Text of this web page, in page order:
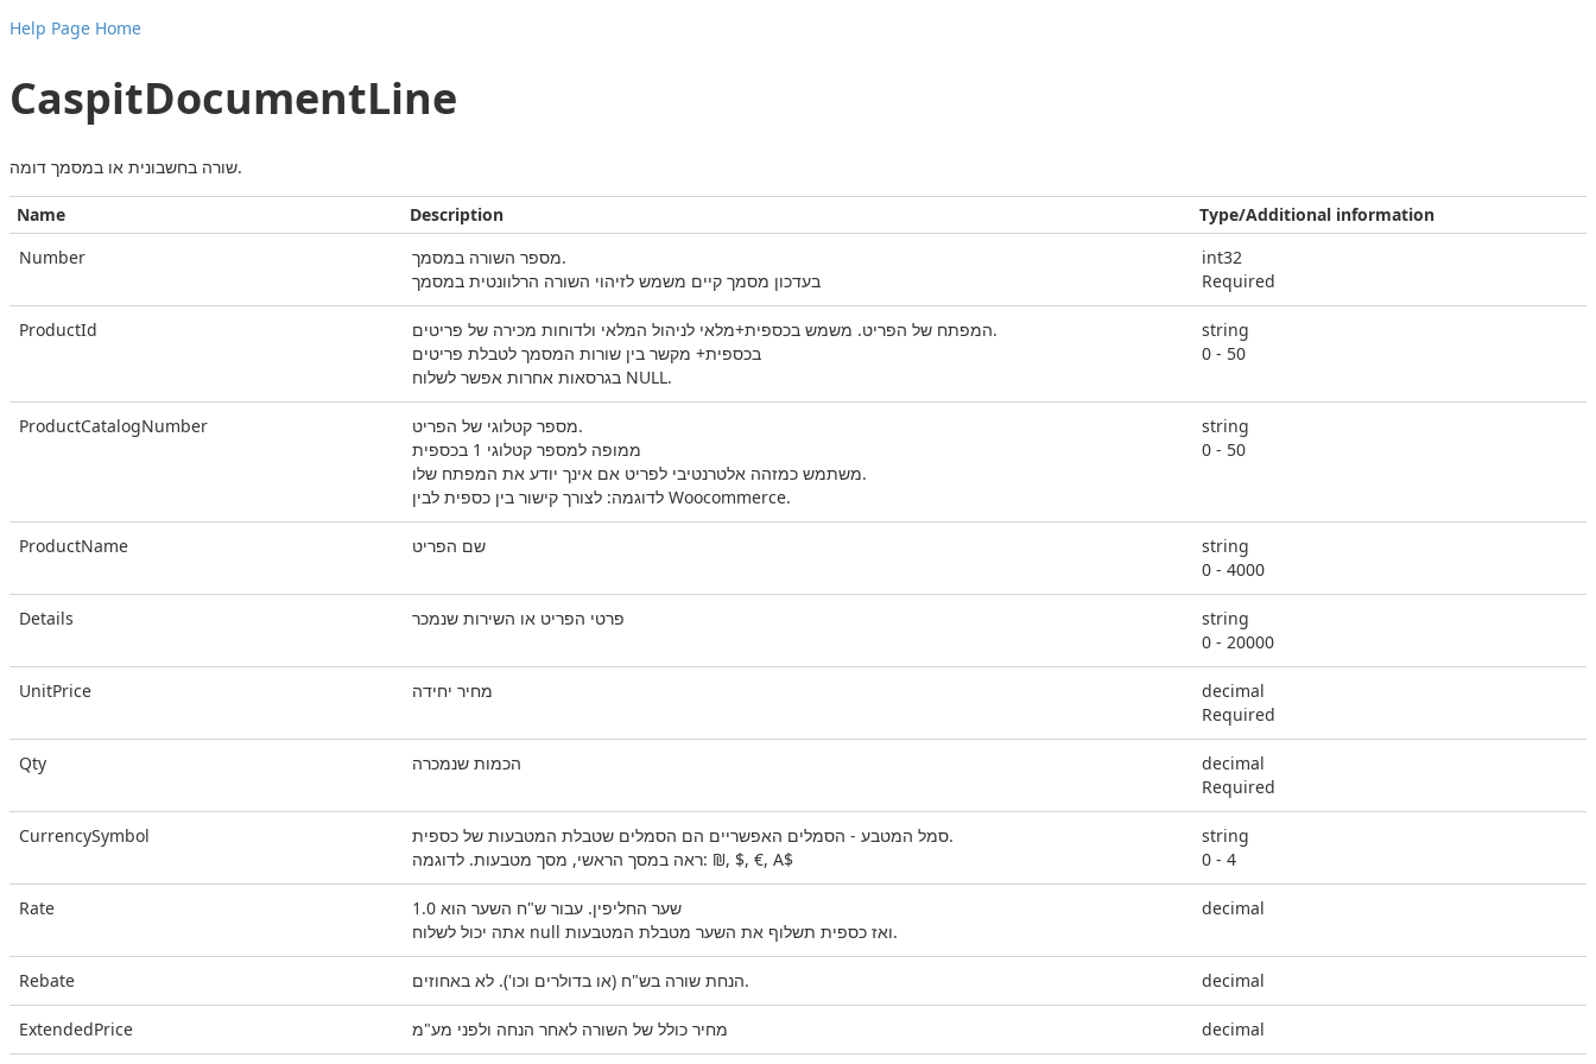
Help Page Home
CaspitDocumentLine
שורה בחשבונית או במסמך דומה.
Name Description
Type/Additional information
Number
מספר השורה במסמך.
בעדכון מסמך קיים משמש לזיהוי השורה הרלוונטית במסמך
int32
Required
ProductId
המפתח של הפריט. משמש בכספית+מלאי לניהול המלאי ולדוחות מכירה של פריטים.
בכספית+ מקשר בין שורות המסמך לטבלת פריטים
בגרסאות אחרות אפשר לשלוח NULL.
string
0 - 50
ProductCatalogNumber
מספר קטלוגי של הפריט.
ממופה למספר קטלוגי 1 בכספית
משתמש כמזהה אלטרנטיבי לפריט אם אינך יודע את המפתח שלו.
לדוגמה: לצורך קישור בין כספית לבין Woocommerce.
string
0 - 50
ProductName שם הפריט
string
0 - 4000
Details פרטי הפריט או השירות שנמכר
string
0 - 20000
UnitPrice מחיר יחידה
decimal
Required
Qty הכמות שנמכרה
decimal
Required
CurrencySymbol
סמל המטבע - הסמלים האפשריים הם הסמלים שטבלת המטבעות של כספית.
ראה במסך הראשי, מסך מטבעות. לדוגמה: ₪, $, €, A$
string
0 - 4
Rate
שער החליפין. עבור ש"ח השער הוא 1.0
אתה יכול לשלוח null ואז כספית תשלוף את השער מטבלת המטבעות.
decimal
Rebate הנחת שורה בש"ח (או בדולרים וכו'). לא באחוזים. decimal
ExtendedPrice מחיר כולל של השורה לאחר הנחה ולפני מע"מ decimal